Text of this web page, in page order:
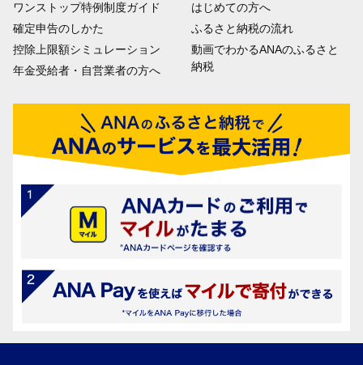
ワンストップ特例制度ガイド
確定申告のしかた
控除上限額シミュレーション
年金受給者・自営業者の方へ
はじめての方へ
ふるさと納税の流れ
動画でわかるANAのふるさと
納税